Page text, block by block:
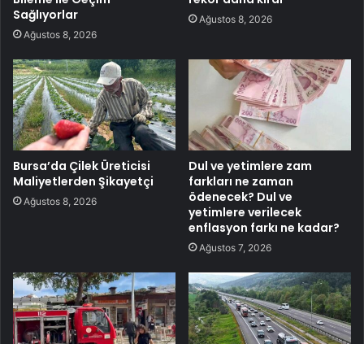
Sağlıyorlar
Ağustos 8, 2026
Ağustos 8, 2026
Bursa’da Çilek Üreticisi
Maliyetlerden Şikayetçi
Ağustos 8, 2026
Dul ve yetimlere zam
farkları ne zaman
ödenecek? Dul ve
yetimlere verilecek
enflasyon farkı ne kadar?
Ağustos 7, 2026